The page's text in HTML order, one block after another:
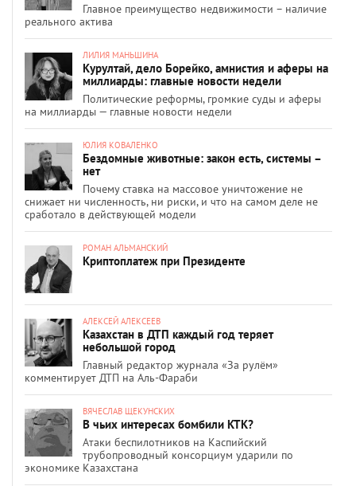
Главное преимущество недвижимости – наличие
реального актива
ЛИЛИЯ МАНЬШИНА
Курултай, дело Борейко, амнистия и аферы на
миллиарды: главные новости недели
Политические реформы, громкие суды и аферы
на миллиарды — главные новости недели
ЮЛИЯ КОВАЛЕНКО
Бездомные животные: закон есть, системы –
нет
Почему ставка на массовое уничтожение не
снижает ни численность, ни риски, и что на самом деле не
сработало в действующей модели
РОМАН АЛЬМАНСКИЙ
Криптоплатеж при Президенте
АЛЕКСЕЙ АЛЕКСЕЕВ
Казахстан в ДТП каждый год теряет
небольшой город
Главный редактор журнала «За рулём»
комментирует ДТП на Аль-Фараби
ВЯЧЕСЛАВ ЩЕКУНСКИХ
В чьих интересах бомбили КТК?
Атаки беспилотников на Каспийский
трубопроводный консорциум ударили по
экономике Казахстана